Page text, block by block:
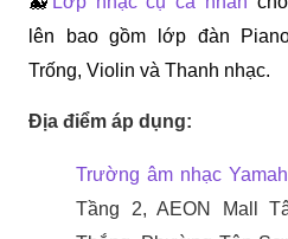
lên
bao gồm lớp đàn
Trống, Violin và Thanh nhạc.
Địa điểm áp dụng:
Trường âm nhạc
Tầng 2, AEON Mall